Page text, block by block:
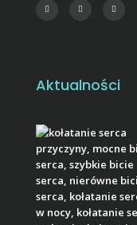
Aktualności